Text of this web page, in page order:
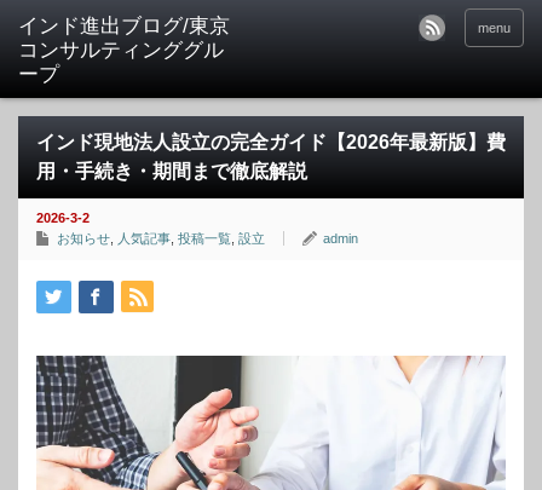
インド進出ブログ/東京
コンサルティンググル
ープ
menu
インド現地法人設立の完全ガイド【2026年最新版】費
用・手続き・期間まで徹底解説
2026-3-2
お知らせ
人気記事 投稿一覧 設立 admin